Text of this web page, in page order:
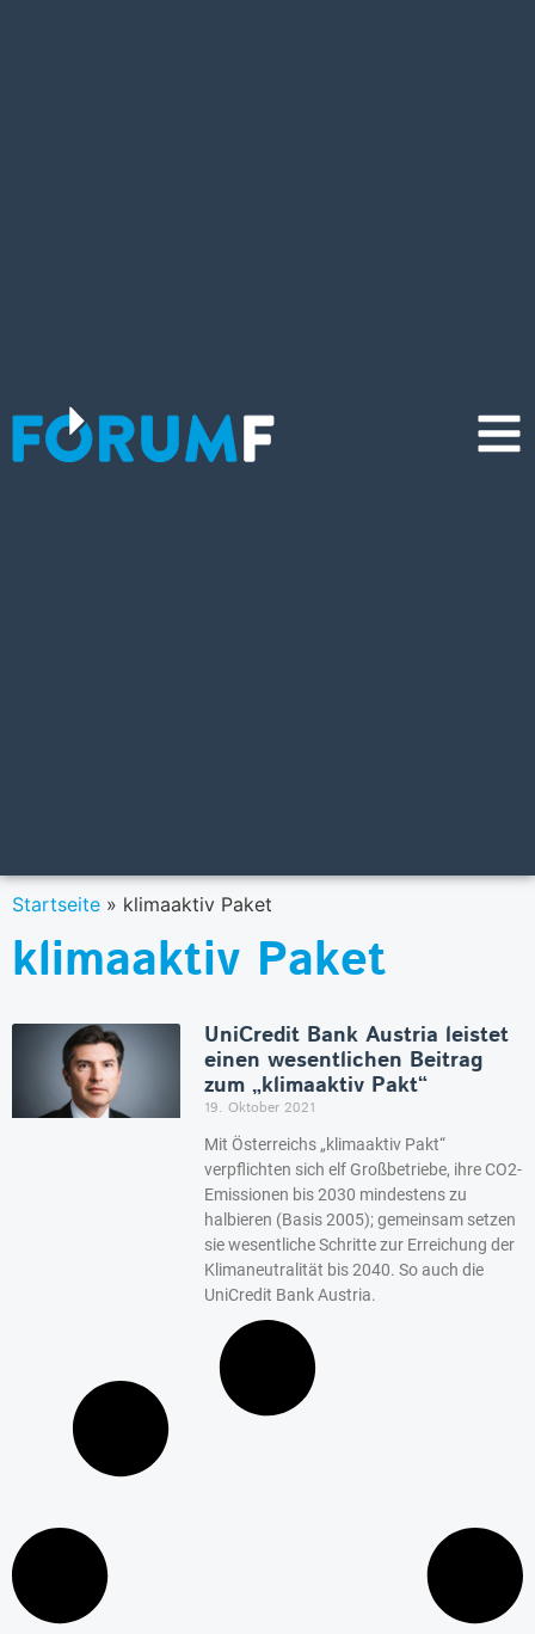
Startseite » klimaaktiv Paket
klimaaktiv Paket
UniCredit Bank Austria leistet
einen wesentlichen Beitrag
zum „klimaaktiv Pakt“
19. Oktober 2021
Mit Österreichs „klimaaktiv Pakt“
verpflichten sich elf Großbetriebe, ihre CO2-
Emissionen bis 2030 mindestens zu
halbieren (Basis 2005); gemeinsam setzen
sie wesentliche Schritte zur Erreichung der
Klimaneutralität bis 2040. So auch die
UniCredit Bank Austria.